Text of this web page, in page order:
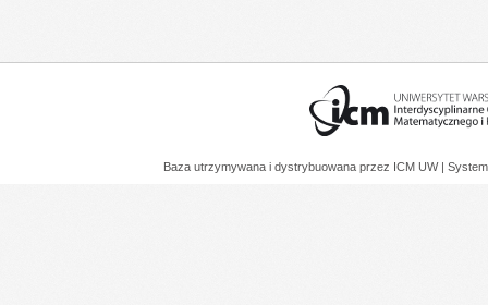
Baza utrzymywana i dystrybuowana przez ICM UW |